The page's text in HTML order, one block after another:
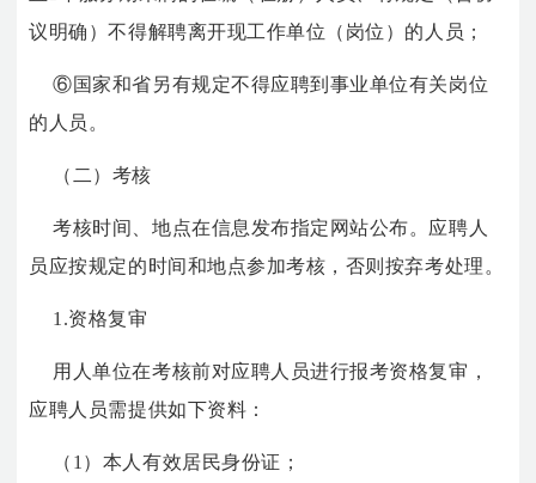
议明确）不得解聘离开现工作单位（岗位）的人员；
⑥国家和省另有规定不得应聘到事业单位有关岗位
的人员。
（二）考核
考核时间、地点在信息发布指定网站公布。应聘人
员应按规定的时间和地点参加考核，否则按弃考处理。
1.资格复审
用人单位在考核前对应聘人员进行报考资格复审，
应聘人员需提供如下资料：
（1）本人有效居民身份证；